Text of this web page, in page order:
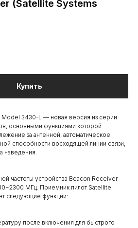
(Satellite Systems
Купить
Model 3430-L — новая версия из серии
основными функциями которой
за антенной, автоматическое
способности восходящей линии связи,
наведения.
частоты устройства Beacon Receiver
МГц. Приемник пилот Satellite
следующие функции:
после включения для быстрого